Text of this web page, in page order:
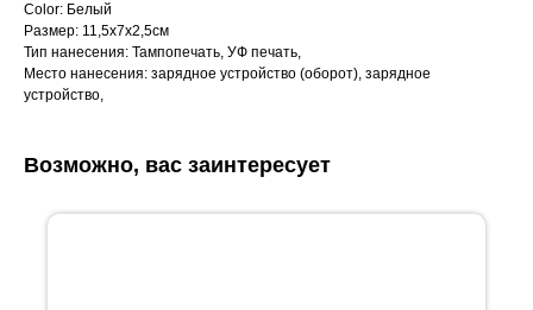
Color: Белый
Размер: 11,5х7х2,5см
Тип нанесения: Тампопечать, УФ печать,
Место нанесения: зарядное устройство (оборот), зарядное
устройство,
Возможно, вас заинтересует